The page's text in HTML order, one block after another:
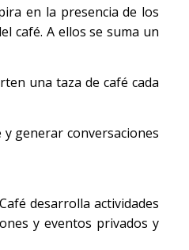
en la presencia de los
café. A ellos se suma un
una taza de café cada
generar conversaciones
desarrolla actividades
y eventos privados y